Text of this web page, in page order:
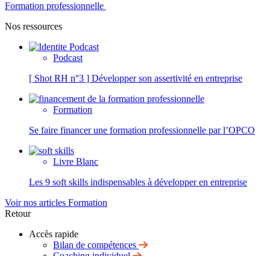
Formation professionnelle
Nos ressources
Podcast
[ Shot RH n°3 ] Développer son assertivité en entreprise
Formation
Se faire financer une formation professionnelle par l’OPCO
Livre Blanc
Les 9 soft skills indispensables à développer en entreprise
Voir nos articles Formation
Retour
Accès rapide
Bilan de compétences